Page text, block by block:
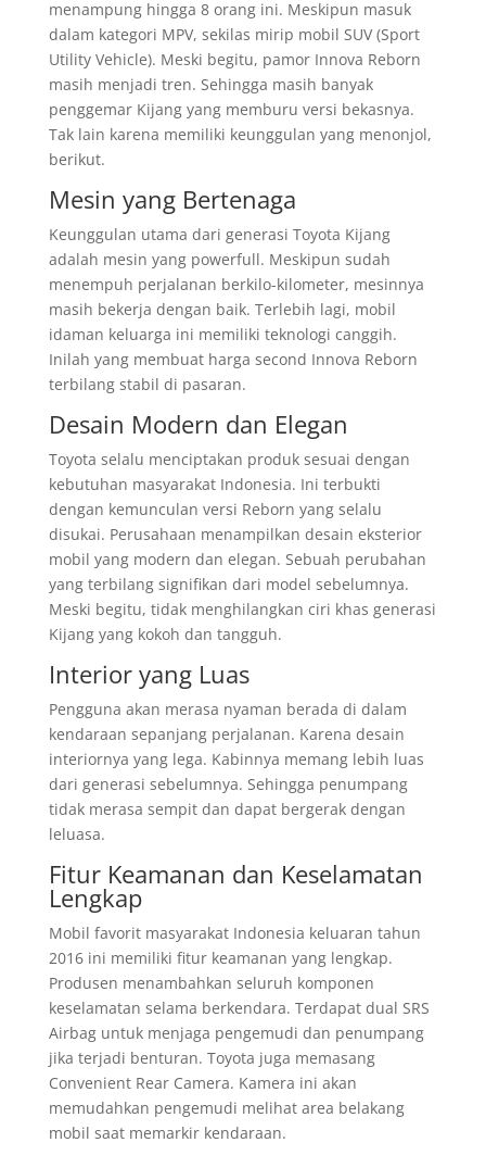
menampung hingga 8 orang ini. Meskipun masuk
dalam kategori MPV, sekilas mirip mobil SUV (Sport
Utility Vehicle). Meski begitu, pamor Innova Reborn
masih menjadi tren. Sehingga masih banyak
penggemar Kijang yang memburu versi bekasnya.
Tak lain karena memiliki keunggulan yang menonjol,
berikut.
Mesin yang Bertenaga
Keunggulan utama dari generasi Toyota Kijang
adalah mesin yang powerfull. Meskipun sudah
menempuh perjalanan berkilo-kilometer, mesinnya
masih bekerja dengan baik. Terlebih lagi, mobil
idaman keluarga ini memiliki teknologi canggih.
Inilah yang membuat harga second Innova Reborn
terbilang stabil di pasaran.
Desain Modern dan Elegan
Toyota selalu menciptakan produk sesuai dengan
kebutuhan masyarakat Indonesia. Ini terbukti
dengan kemunculan versi Reborn yang selalu
disukai. Perusahaan menampilkan desain eksterior
mobil yang modern dan elegan. Sebuah perubahan
yang terbilang signifikan dari model sebelumnya.
Meski begitu, tidak menghilangkan ciri khas generasi
Kijang yang kokoh dan tangguh.
Interior yang Luas
Pengguna akan merasa nyaman berada di dalam
kendaraan sepanjang perjalanan. Karena desain
interiornya yang lega. Kabinnya memang lebih luas
dari generasi sebelumnya. Sehingga penumpang
tidak merasa sempit dan dapat bergerak dengan
leluasa.
Fitur Keamanan dan Keselamatan
Lengkap
Mobil favorit masyarakat Indonesia keluaran tahun
2016 ini memiliki fitur keamanan yang lengkap.
Produsen menambahkan seluruh komponen
keselamatan selama berkendara. Terdapat dual SRS
Airbag untuk menjaga pengemudi dan penumpang
jika terjadi benturan. Toyota juga memasang
Convenient Rear Camera. Kamera ini akan
memudahkan pengemudi melihat area belakang
mobil saat memarkir kendaraan.